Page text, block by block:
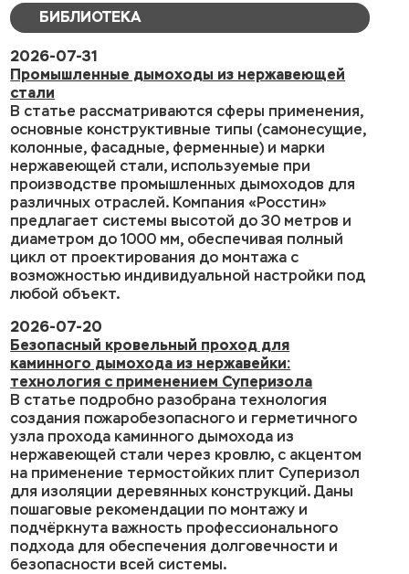
БИБЛИОТЕКА
2026-07-31
Промышленные дымоходы из нержавеющей
стали
В статье рассматриваются сферы применения,
основные конструктивные типы (самонесущие,
колонные, фасадные, ферменные) и марки
нержавеющей стали, используемые при
производстве промышленных дымоходов для
различных отраслей. Компания «Росстин»
предлагает системы высотой до 30 метров и
диаметром до 1000 мм, обеспечивая полный
цикл от проектирования до монтажа с
возможностью индивидуальной настройки под
любой объект.
2026-07-20
Безопасный кровельный проход для
каминного дымохода из нержавейки:
технология с применением Суперизола
В статье подробно разобрана технология
создания пожаробезопасного и герметичного
узла прохода каминного дымохода из
нержавеющей стали через кровлю, с акцентом
на применение термостойких плит Суперизол
для изоляции деревянных конструкций. Даны
пошаговые рекомендации по монтажу и
подчёркнута важность профессионального
подхода для обеспечения долговечности и
безопасности всей системы.